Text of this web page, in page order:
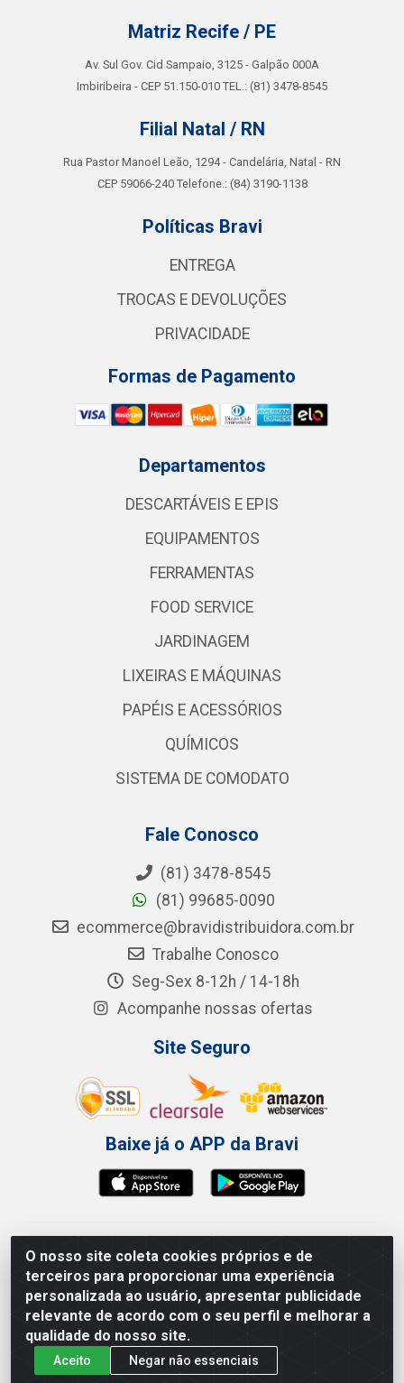
O nosso site coleta cookies próprios e de
terceiros para proporcionar uma experiência
personalizada ao usuário, apresentar publicidade
relevante de acordo com o seu perfil e melhorar a
qualidade do nosso site.
Aceito
Negar não essenciais
Matriz Recife / PE
Av. Sul Gov. Cid Sampaio, 3125 - Galpão 000A
Imbiribeira - CEP 51.150-010 TEL.: (81) 3478-8545
Filial Natal / RN
Rua Pastor Manoel Leão, 1294 - Candelária, Natal - RN
CEP 59066-240 Telefone.: (84) 3190-1138
Políticas Bravi
ENTREGA
TROCAS E DEVOLUÇÕES
PRIVACIDADE
Formas de Pagamento
Departamentos
DESCARTÁVEIS E EPIS
EQUIPAMENTOS
FERRAMENTAS
FOOD SERVICE
JARDINAGEM
LIXEIRAS E MÁQUINAS
PAPÉIS E ACESSÓRIOS
QUÍMICOS
SISTEMA DE COMODATO
Fale Conosco
(81) 3478-8545
(81) 99685-0090
ecommerce@bravidistribuidora.com.br
Trabalhe Conosco
Seg-Sex 8-12h / 14-18h
Acompanhe nossas ofertas
Site Seguro
Baixe já o APP da Bravi
Bravi Consumíveis de Higiene e Descartáveis EIRELI -
CNPJ 19.457.137/0001-06
Av. Sul Gov. Cid Sampaio, 3125 - Galpão 000A -
Imbiribeira - Recife/PE - CEP 51.150-010